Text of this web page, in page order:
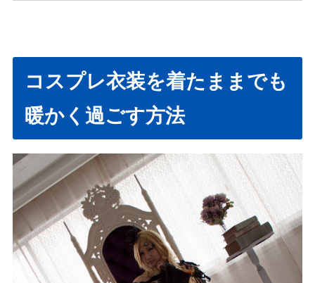
コスプレ衣装を着たままでも
暖かく過ごす方法